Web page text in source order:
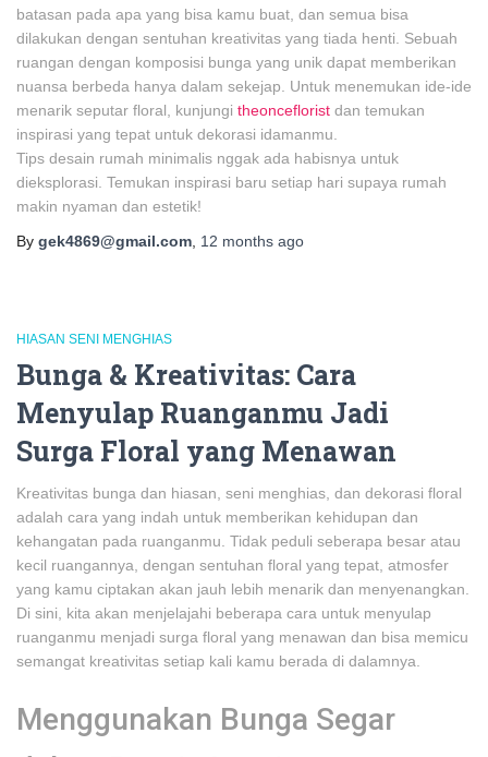
batasan pada apa yang bisa kamu buat, dan semua bisa
dilakukan dengan sentuhan kreativitas yang tiada henti. Sebuah
ruangan dengan komposisi bunga yang unik dapat memberikan
nuansa berbeda hanya dalam sekejap. Untuk menemukan ide-ide
menarik seputar floral, kunjungi theonceflorist dan temukan
inspirasi yang tepat untuk dekorasi idamanmu.
Tips desain rumah minimalis nggak ada habisnya untuk
dieksplorasi. Temukan inspirasi baru setiap hari supaya rumah
makin nyaman dan estetik!
By gek4869@gmail.com 12 months ago
HIASAN SENI MENGHIAS
Bunga & Kreativitas: Cara
Menyulap Ruanganmu Jadi
Surga Floral yang Menawan
Kreativitas bunga dan hiasan, seni menghias, dan dekorasi floral
adalah cara yang indah untuk memberikan kehidupan dan
kehangatan pada ruanganmu. Tidak peduli seberapa besar atau
kecil ruangannya, dengan sentuhan floral yang tepat, atmosfer
yang kamu ciptakan akan jauh lebih menarik dan menyenangkan.
Di sini, kita akan menjelajahi beberapa cara untuk menyulap
ruanganmu menjadi surga floral yang menawan dan bisa memicu
semangat kreativitas setiap kali kamu berada di dalamnya.
Menggunakan Bunga Segar